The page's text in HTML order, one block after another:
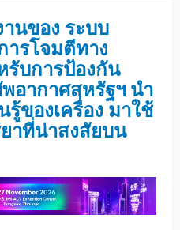
นของ ระบบ
ารโจมตีทาง
รับการป้องกัน
อากาศสหรัฐฯ นำ
รู้ของเครื่อง มาใช้
าที่น่าสงสัยบน